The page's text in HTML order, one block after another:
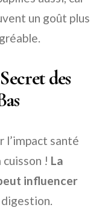
un goût plus
des
l’impact santé
! La
influencer